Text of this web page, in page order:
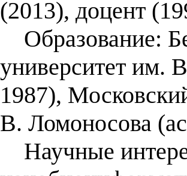
(2013), доцент
Образование:
университет им.
1987),
В. Ломоносова
Научные